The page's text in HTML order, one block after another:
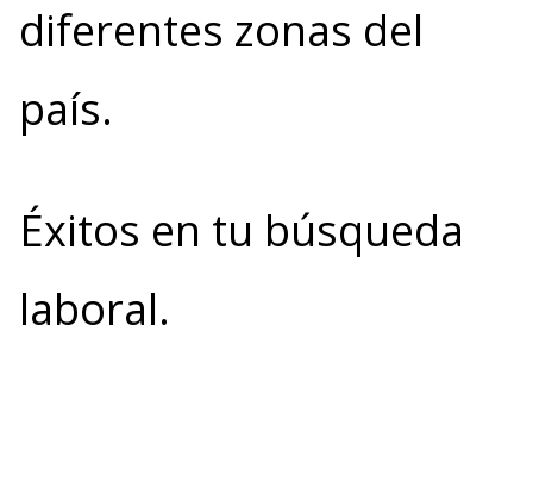
diferentes zonas del
país.
Éxitos en tu búsqueda
laboral.